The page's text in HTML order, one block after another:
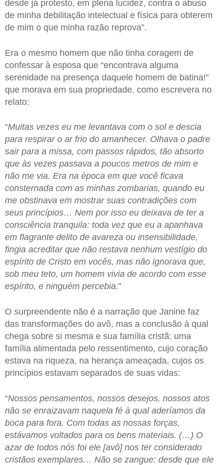
desde já protesto, em plena lucidez, contra o abuso
de minha debilitação intelectual e física para obterem
de mim o que minha razão reprova”.
Era o mesmo homem que não tinha coragem de
confessar à esposa que “encontrava alguma
serenidade na presença daquele homem de batina!”
que morava em sua propriedade, como escrevera no
relato:
“Muitas vezes eu me levantava com o sol e descia
para respirar o ar frio do amanhecer. Olhava o padre
sair para a missa, com passos rápidos, tão absorto
que às vezes passava a poucos metros de mim e
não me via. Era na época em que você ficava
consternada com as minhas zombarias, quando eu
me obstinava em mostrar suas contradições com
seus princípios… Nem por isso eu deixava de ter a
consciência tranquila: toda vez que eu a apanhava
em flagrante delito de avareza ou insensibilidade,
fingia acreditar que não restava nenhum vestígio do
espírito de Cristo em vocês, mas não ignorava que,
sob meu teto, um homem vivia de acordo com esse
espírito, e ninguém percebia.”
O surpreendente não é a narração que Janine faz
das transformações do avô, mas a conclusão à qual
chega sobre si mesma e sua família cristã: uma
família alimentada pelo ressentimento, cujo coração
estava na riqueza, na herança ameaçada, cujos os
princípios estavam separados de suas vidas:
“Nossos pensamentos, nossos desejos, nossos atos
não se enraizavam naquela fé à qual aderíamos da
boca para fora. Com todas as nossas forças,
estávamos voltados para os bens materiais. (…) O
azar de todos nós foi ele [avô] nos ter considerado
cristãos exemplares… Não se zangue: desde que ele